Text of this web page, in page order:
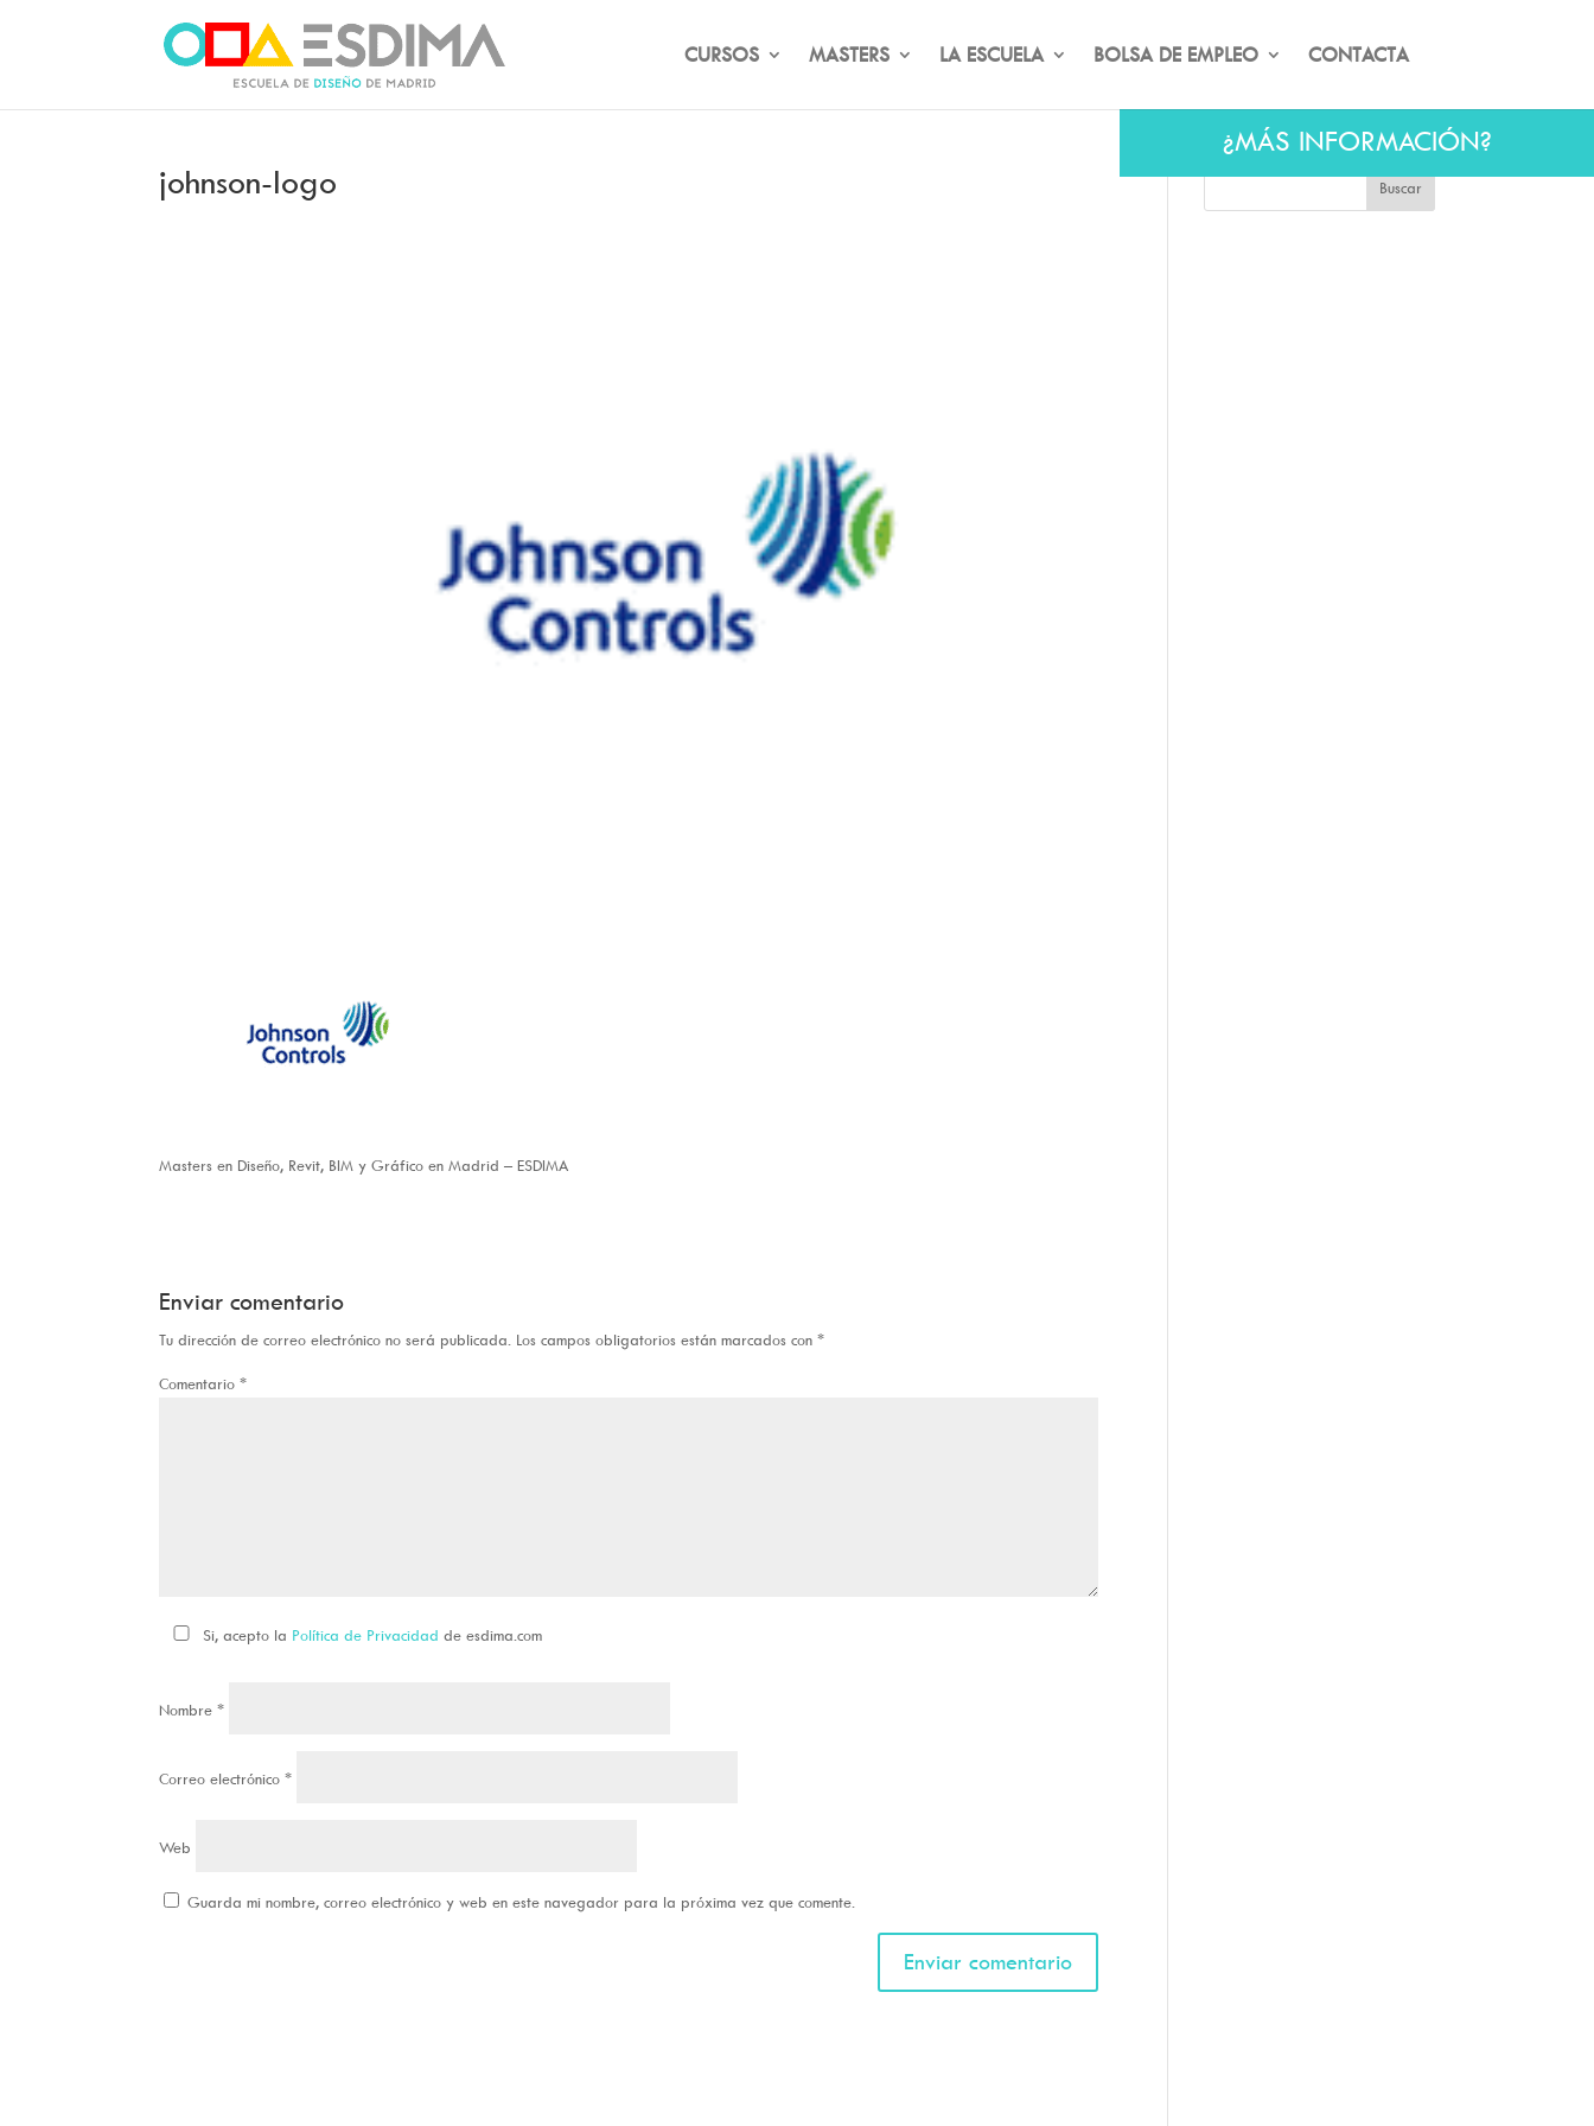
CURSOS MASTERS LA ESCUELA BOLSA DE EMPLEO CONTACTA
johnson-logo
Masters en Diseño, Revit, BIM y Gráfico en Madrid – ESDIMA
Enviar comentario
Tu dirección de correo electrónico no será publicada. Los campos obligatorios están marcados con*
Comentario*
Si, acepto la Política de Privacidad de esdima.com
Nombre*
Correo electrónico*
Web
Guarda mi nombre, correo electrónico y web en este navegador para la próxima vez que comente.
¿MÁS INFORMACIÓN?